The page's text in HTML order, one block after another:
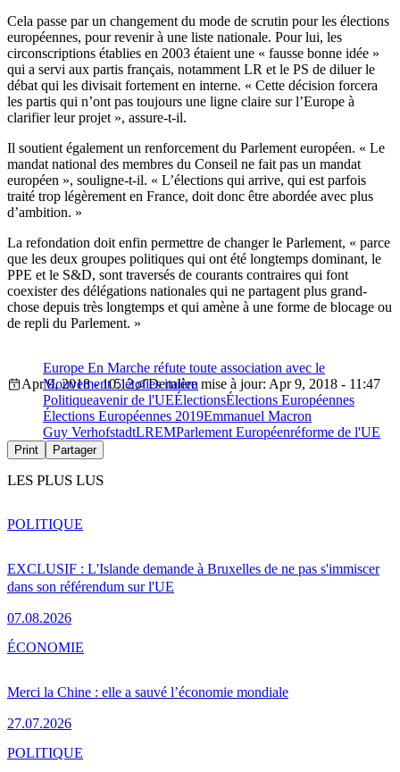
Cela passe par un changement du mode de scrutin pour les élections
européennes, pour revenir à une liste nationale. Pour lui, les
circonscriptions établies en 2003 étaient une « fausse bonne idée »
qui a servi aux partis français, notamment LR et le PS de diluer le
débat qui les divisait fortement en interne. « Cette décision forcera
les partis qui n’ont pas toujours une ligne claire sur l’Europe à
clarifier leur projet », assure-t-il.
Il soutient également un renforcement du Parlement européen. « Le
mandat national des membres du Conseil ne fait pas un mandat
européen », souligne-t-il. « L’élections qui arrive, qui est parfois
traité trop légèrement en France, doit donc être abordée avec plus
d’ambition. »
La refondation doit enfin permettre de changer le Parlement, « parce
que les deux groupes politiques qui ont été longtemps dominant, le
PPE et le S&D, sont traversés de courants contraires qui font
coexister des délégations nationales qui ne partagent plus grand-
chose depuis très longtemps et qui amène à une forme de blocage ou
de repli du Parlement. »
Europe En Marche réfute toute association avec le
Mouvement 5 étoiles italien
Apr 9, 2018 - 10:12
Dernière mise à jour: Apr 9, 2018 - 11:47
Politiqueavenir de l'UEÉlectionsÉlections Européennes
Élections Européennes 2019Emmanuel Macron
Guy VerhofstadtLREMParlement Européenréforme de l'UE
Print Partager
LES PLUS LUS
EXCLUSIF : L'Islande demande à Bruxelles de ne pas s'immiscer
dans son référendum sur l'UE
07.08.2026
POLITIQUE
Merci la Chine : elle a sauvé l’économie mondiale
27.07.2026
ÉCONOMIE
POLITIQUE